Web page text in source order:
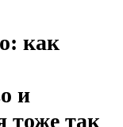
как
и
тоже так